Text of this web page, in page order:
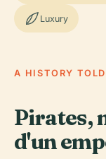
Luxury
A HISTORY
Pirates,
d'un